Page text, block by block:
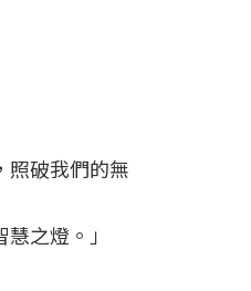
照破我們的無
之燈。」